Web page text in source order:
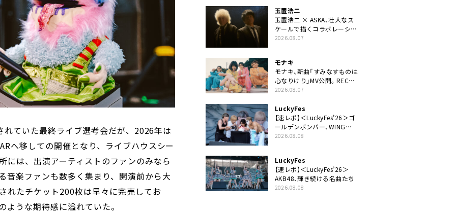
ていた最終ライブ選考会だが、2026年は
へ移しての開催となり、ライブハウスシー
には、出演アーティストのファンのみなら
音楽ファンも数多く集まり、開演前から大
れたチケット200枚は早々に完売してお
うな期待感に溢れていた。
玉置浩二
玉置浩二 × ASKA、壮大なス
ケールで描くコラボレーショ
ン曲「音銀河」リリース決定。
2026.08.07
モナキ
モナキ、新曲「すみなすものは
心なりけり」MV公開。RECの
ギターにEvery Little Thing・
2026.08.07
LuckyFes
【速レポ】＜LuckyFes’26＞ゴ
ールデンボンバー、WING
STAGEトップバッターでかき
2026.08.08
LuckyFes
【速レポ】＜LuckyFes’26＞
AKB48、輝き続ける名曲たち
2026.08.08